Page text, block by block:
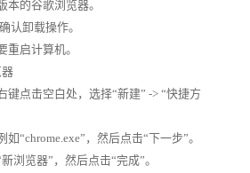
本的谷歌浏览器。
认卸载操作。
重启计算机。
键点击空白处，选择“新建” -> “快捷方
“chrome.exe”，然后点击“下一步”。
浏览器”，然后点击“完成”。